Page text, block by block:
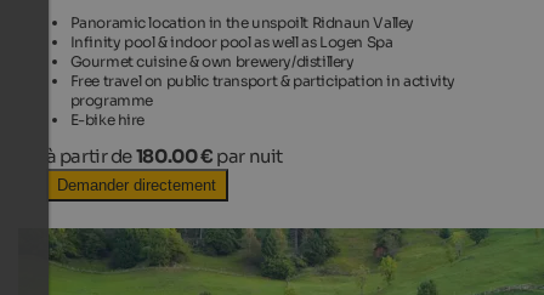
Panoramic location in the unspoilt Ridnaun Valley
Infinity pool & indoor pool as well as Logen Spa
Gourmet cuisine & own brewery/distillery
Free travel on public transport & participation in activity
programme
E-bike hire
à partir de180.00 € par nuit
Demander directement